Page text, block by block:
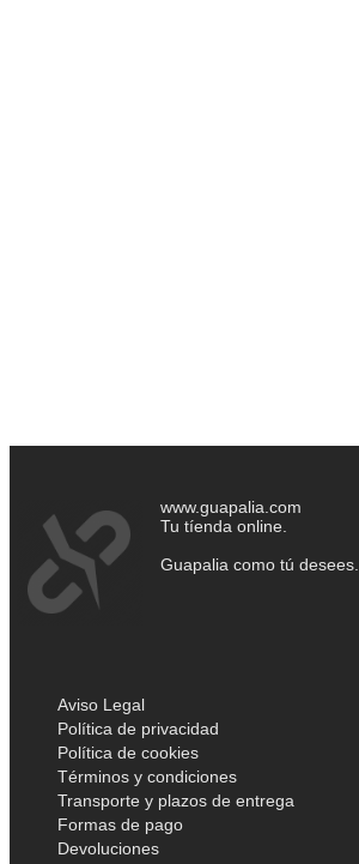
www.guapalia.com
Tu tíenda online.
Guapalia como tú desees.
Aviso Legal
Política de privacidad
Política de cookies
Términos y condiciones
Transporte y plazos de entrega
Formas de pago
Devoluciones